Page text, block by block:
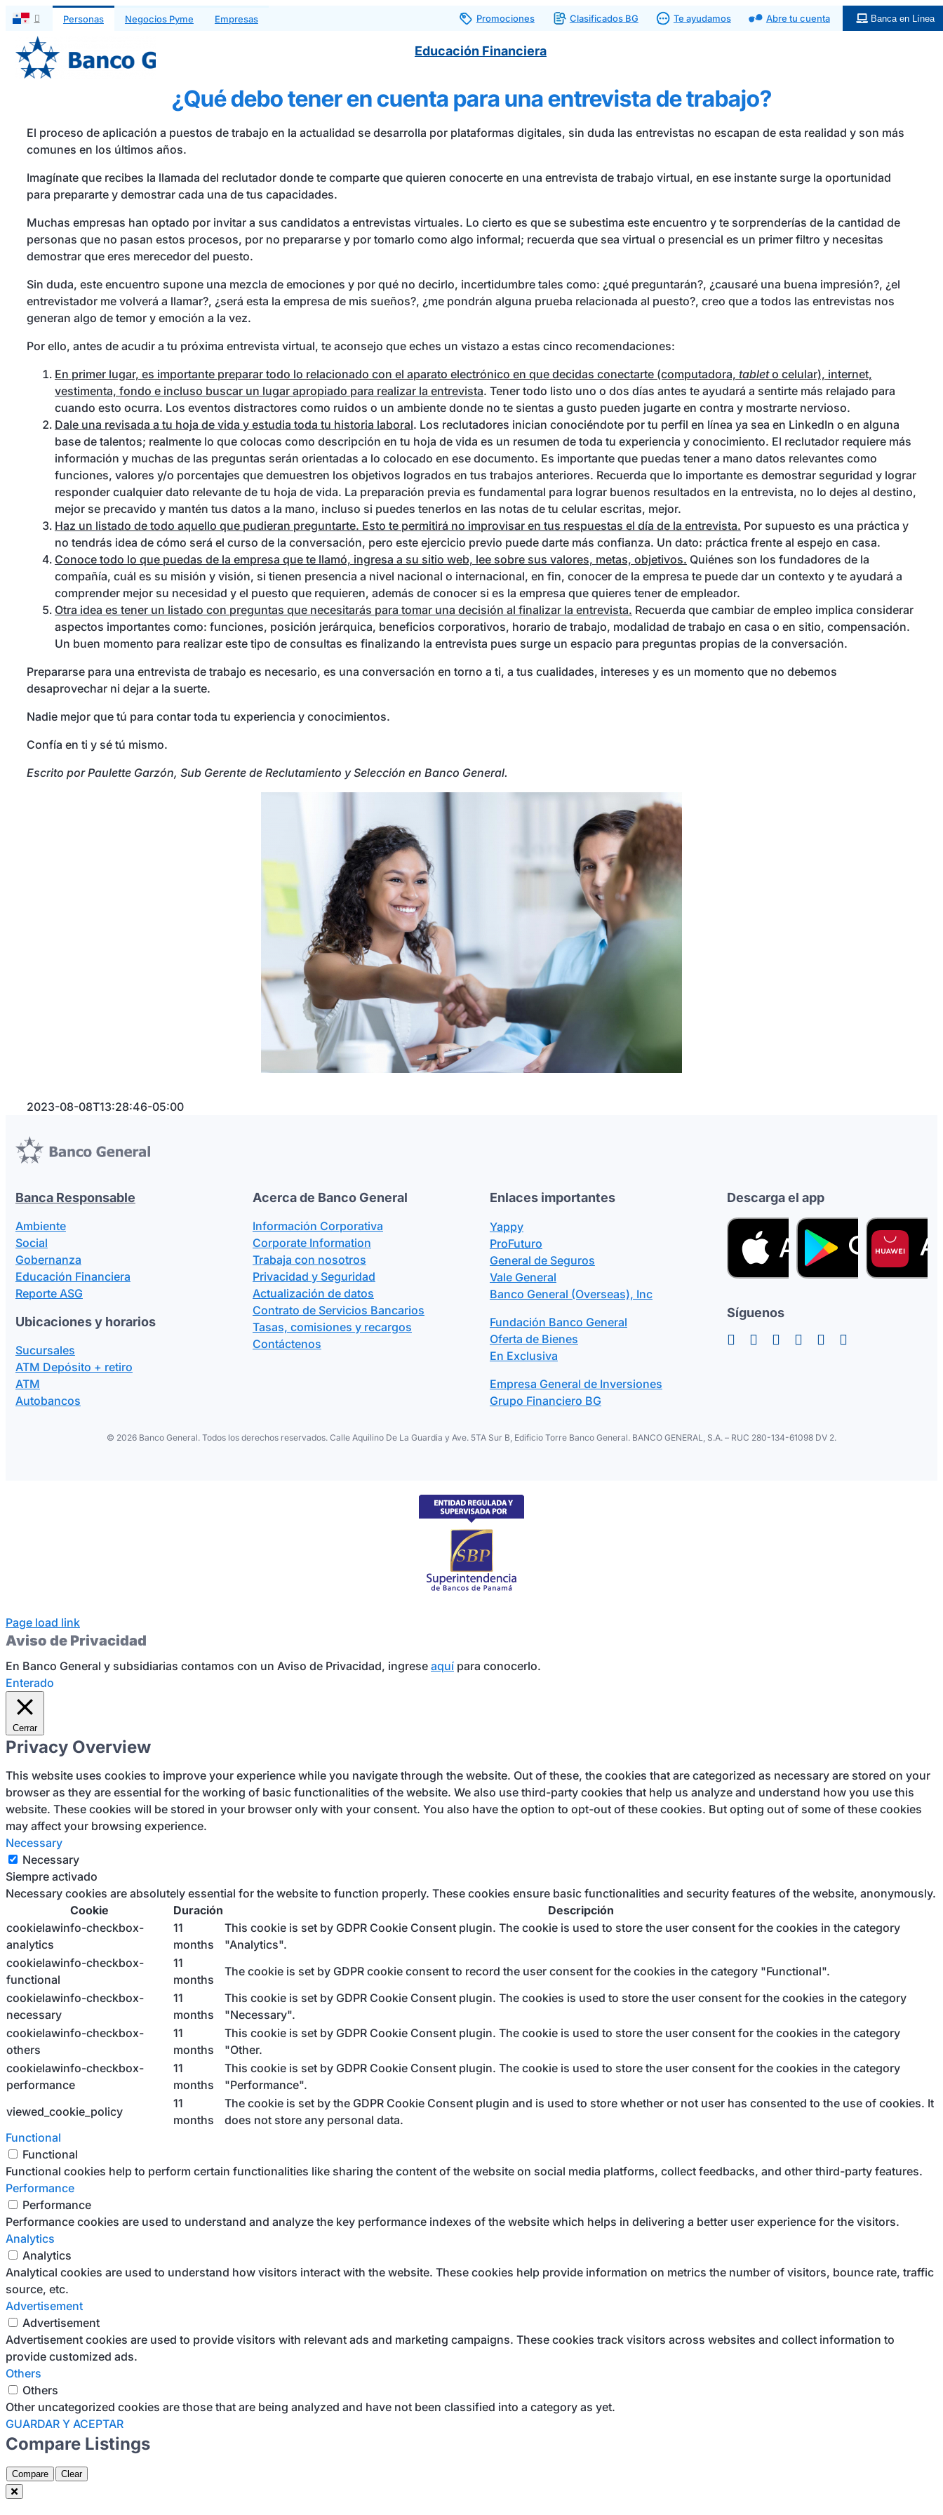
Saltar
contenido
Personas Negocios Pyme Empresas Promociones Clasificados BG Te ayudamos Abre tu cuenta Banca en Línea
Educación Financiera
¿Qué debo tener en cuenta para una entrevista de trabajo?
El proceso de aplicación a puestos de trabajo en la actualidad se desarrolla por plataformas digitales, sin duda las entrevistas no escapan de esta realidad y son más
comunes en los últimos años.
Imagínate que recibes la llamada del reclutador donde te comparte que quieren conocerte en una entrevista de trabajo virtual, en ese instante surge la oportunidad
para prepararte y demostrar cada una de tus capacidades.
Muchas empresas han optado por invitar a sus candidatos a entrevistas virtuales. Lo cierto es que se subestima este encuentro y te sorprenderías de la cantidad de
personas que no pasan estos procesos, por no prepararse y por tomarlo como algo informal; recuerda que sea virtual o presencial es un primer filtro y necesitas
demostrar que eres merecedor del puesto.
Sin duda, este encuentro supone una mezcla de emociones y por qué no decirlo, incertidumbre tales como: ¿qué preguntarán?, ¿causaré una buena impresión?, ¿el
entrevistador me volverá a llamar?, ¿será esta la empresa de mis sueños?, ¿me pondrán alguna prueba relacionada al puesto?, creo que a todos las entrevistas nos
generan algo de temor y emoción a la vez.
Por ello, antes de acudir a tu próxima entrevista virtual, te aconsejo que eches un vistazo a estas cinco recomendaciones:
En primer lugar, es importante preparar todo lo relacionado con el aparato electrónico en que decidas conectarte (computadora, tableto celular), internet,
vestimenta, fondo e incluso buscar un lugar apropiado para realizar la entrevista. Tener todo listo uno o dos días antes te ayudará a sentirte más relajado para
cuando esto ocurra. Los eventos distractores como ruidos o un ambiente donde no te sientas a gusto pueden jugarte en contra y mostrarte nervioso.
Dale una revisada a tu hoja de vida y estudia toda tu historia laboral. Los reclutadores inician conociéndote por tu perfil en línea ya sea en LinkedIn o en alguna
base de talentos; realmente lo que colocas como descripción en tu hoja de vida es un resumen de toda tu experiencia y conocimiento. El reclutador requiere más
información y muchas de las preguntas serán orientadas a lo colocado en ese documento. Es importante que puedas tener a mano datos relevantes como
funciones, valores y/o porcentajes que demuestren los objetivos logrados en tus trabajos anteriores. Recuerda que lo importante es demostrar seguridad y lograr
responder cualquier dato relevante de tu hoja de vida. La preparación previa es fundamental para lograr buenos resultados en la entrevista, no lo dejes al destino,
mejor se precavido y mantén tus datos a la mano, incluso si puedes tenerlos en las notas de tu celular escritas, mejor.
Haz un listado de todo aquello que pudieran preguntarte. Esto te permitirá no improvisar en tus respuestas el día de la entrevista. Por supuesto es una práctica y
no tendrás idea de cómo será el curso de la conversación, pero este ejercicio previo puede darte más confianza. Un dato: práctica frente al espejo en casa.
Conoce todo lo que puedas de la empresa que te llamó, ingresa a su sitio web, lee sobre sus valores, metas, objetivos. Quiénes son los fundadores de la
compañía, cuál es su misión y visión, si tienen presencia a nivel nacional o internacional, en fin, conocer de la empresa te puede dar un contexto y te ayudará a
comprender mejor su necesidad y el puesto que requieren, además de conocer si es la empresa que quieres tener de empleador.
Otra idea es tener un listado con preguntas que necesitarás para tomar una decisión al finalizar la entrevista. Recuerda que cambiar de empleo implica considerar
aspectos importantes como: funciones, posición jerárquica, beneficios corporativos, horario de trabajo, modalidad de trabajo en casa o en sitio, compensación.
Un buen momento para realizar este tipo de consultas es finalizando la entrevista pues surge un espacio para preguntas propias de la conversación.
Prepararse para una entrevista de trabajo es necesario, es una conversación en torno a ti, a tus cualidades, intereses y es un momento que no debemos
desaprovechar ni dejar a la suerte.
Nadie mejor que tú para contar toda tu experiencia y conocimientos.
Confía en ti y sé tú mismo.
Escrito por Paulette Garzón, Sub Gerente de Reclutamiento y Selección en Banco General.
2023-08-08T13:28:46-05:00
Banca Responsable
Ambiente
Social
Gobernanza
Educación Financiera
Reporte ASG
Ubicaciones y horarios
Sucursales
ATM Depósito + retiro
ATM
Autobancos
Acerca de Banco General
Información Corporativa
Corporate Information
Trabaja con nosotros
Privacidad y Seguridad
Actualización de datos
Contrato de Servicios Bancarios
Tasas, comisiones y recargos
Contáctenos
Enlaces importantes
Yappy
ProFuturo
General de Seguros
Vale General
Banco General (Overseas), Inc
Fundación Banco General
Oferta de Bienes
En Exclusiva
Empresa General de Inversiones
Grupo Financiero BG
Descarga el app
Síguenos
© 2026 Banco General. Todos los derechos reservados. Calle Aquilino De La Guardia y Ave. 5TA Sur B, Edificio Torre Banco General. BANCO GENERAL, S.A. – RUC 280-134-61098 DV 2.
Page load link
Aviso de Privacidad
En Banco General y subsidiarias contamos con un Aviso de Privacidad, ingrese aquí para conocerlo.
Enterado
Cerrar
Privacy Overview
This website uses cookies to improve your experience while you navigate through the website. Out of these, the cookies that are categorized as necessary are stored on your
browser as they are essential for the working of basic functionalities of the website. We also use third-party cookies that help us analyze and understand how you use this
website. These cookies will be stored in your browser only with your consent. You also have the option to opt-out of these cookies. But opting out of some of these cookies
may affect your browsing experience.
Necessary
Necessary
Siempre activado
Necessary cookies are absolutely essential for the website to function properly. These cookies ensure basic functionalities and security features of the website, anonymously.
Cookie
Duración
Descripción
cookielawinfo-checkbox-
analytics
11
months
This cookie is set by GDPR Cookie Consent plugin. The cookie is used to store the user consent for the cookies in the category
"Analytics".
cookielawinfo-checkbox-
functional
11
months
The cookie is set by GDPR cookie consent to record the user consent for the cookies in the category "Functional".
cookielawinfo-checkbox-
necessary
11
months
This cookie is set by GDPR Cookie Consent plugin. The cookies is used to store the user consent for the cookies in the category
"Necessary".
cookielawinfo-checkbox-
others
11
months
This cookie is set by GDPR Cookie Consent plugin. The cookie is used to store the user consent for the cookies in the category
"Other.
cookielawinfo-checkbox-
performance
11
months
This cookie is set by GDPR Cookie Consent plugin. The cookie is used to store the user consent for the cookies in the category
"Performance".
viewed_cookie_policy
11
months
The cookie is set by the GDPR Cookie Consent plugin and is used to store whether or not user has consented to the use of cookies. It
does not store any personal data.
Functional
Functional
Functional cookies help to perform certain functionalities like sharing the content of the website on social media platforms, collect feedbacks, and other third-party features.
Performance
Performance
Performance cookies are used to understand and analyze the key performance indexes of the website which helps in delivering a better user experience for the visitors.
Analytics
Analytics
Analytical cookies are used to understand how visitors interact with the website. These cookies help provide information on metrics the number of visitors, bounce rate, traffic
source, etc.
Advertisement
Advertisement
Advertisement cookies are used to provide visitors with relevant ads and marketing campaigns. These cookies track visitors across websites and collect information to
provide customized ads.
Others
Others
Other uncategorized cookies are those that are being analyzed and have not been classified into a category as yet.
GUARDAR Y ACEPTAR
Compare Listings
Compare Clear